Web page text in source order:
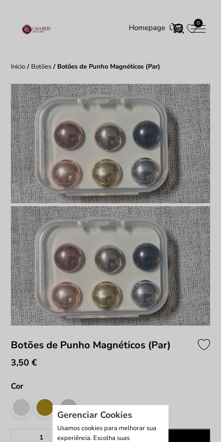
Homepage Loja 0
Início / Botões / Botões de Punho Magnéticos (Par)
Botões de Punho Magnéticos (Par)
3,50€
Cor
Quantidade
Adicionar
Gerenciar Cookies
Usamos cookies para melhorar sua
experiência. Escolha suas